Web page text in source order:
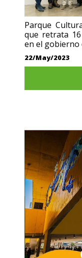
Parque
que retrata
en el gobierno
22/May/2023